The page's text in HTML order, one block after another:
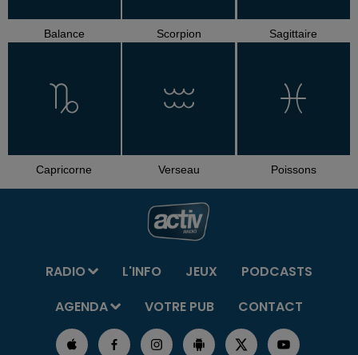
Balance Scorpion Sagittaire
Capricorne Verseau Poissons
RADIO L'INFO JEUX
PODCASTS
AGENDA
VOTRE PUB CONTACT